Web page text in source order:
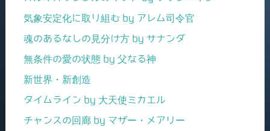
気象安定化に取り組む by アレム司令官
魂のあるなしの見分け方 by サナンダ
無条件の愛の状態 by 父なる神
新世界・新創造
タイムライン by 大天使ミカエル
チャンスの回廊 by マザー・メアリー